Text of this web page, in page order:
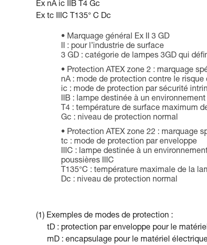
Ex nA ic IIB T4 Gc
Ex tc IIIC T135° C Dc
Marquage général Ex II 3 GD
II : pour l’industrie de surface
3 GD : catégorie de lampes 3GD qui
Protection ATEX zone 2 : marquage
nA : mode de protection contre le risque
ic : mode de protection par sécurité
IIB : lampe destinée à un
T4 : température de surface maximum
Gc : niveau de protection normal
Protection ATEX zone 22 : marquage
tc : mode de protection par enveloppe
IIIC : lampe destinée à un
poussières IIIC
T135°C : température maximale de la
Dc : niveau de protection normal
(1) Exemples de modes de protection :
tD : protection par enveloppe pour le
mD : encapsulage pour le matériel